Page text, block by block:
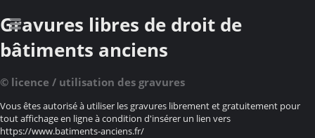
Gravures libres de droit de
bâtiments anciens
© licence / utilisation des gravures
Vous êtes autorisé à utiliser les gravures librement et gratuitement pour
tout affichage en ligne à condition d'insérer un lien vers
https://www.batiments-anciens.fr/